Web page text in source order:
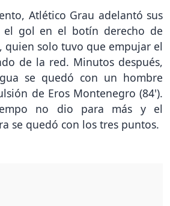
Atlético Grau adelantó sus
el gol en el botín derecho de
quien solo tuvo que empujar el
de la red. Minutos después,
se quedó con un hombre
de Eros Montenegro (84').
no dio para más y el
se quedó con los tres puntos.